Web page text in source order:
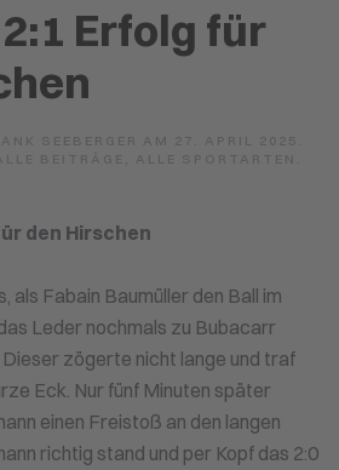
Erfolg für
den Hirschen
als Fabain Baumüller den Ball im
Leder nochmals zu Bubacarr
zögerte nicht lange und traf
Eck. Nur fünf Minuten später
einen Freistoß an den langen
richtig stand und per Kopf das 2:0